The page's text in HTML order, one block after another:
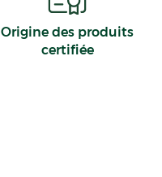
Origine des produits
certifiée